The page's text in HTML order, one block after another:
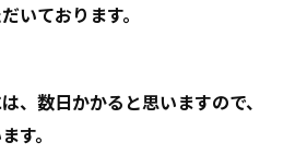
いております。
、数日かかると思いますので、
す。